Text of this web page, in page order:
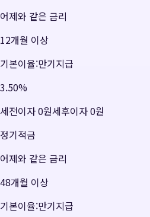
어제와 같은 금리
12개월 이상
기본이율:만기지급
3.50%
세전이자0원세후이자0원
정기적금
어제와 같은 금리
48개월 이상
기본이율:만기지급